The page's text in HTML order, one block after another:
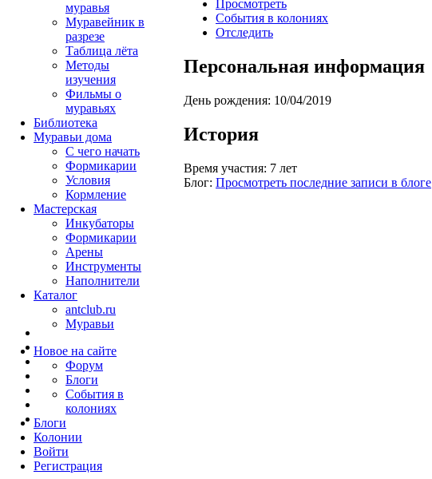
Просмотреть
События в колониях
Отследить
Персональная информация
День рождения: 10/04/2019
История
Время участия: 7 лет
Блог: Просмотреть последние записи в блоге
муравья
Муравейник в
разрезе
Таблица лёта
Методы
изучения
Фильмы о
муравьях
Библиотека
Муравьи дома
С чего начать
Формикарии
Условия
Кормление
Мастерская
Инкубаторы
Формикарии
Арены
Инструменты
Наполнители
Каталог
antclub.ru
Муравьи
Новое на сайте
Форум
Блоги
События в
колониях
Блоги
Колонии
Войти
Peгиcтpaция